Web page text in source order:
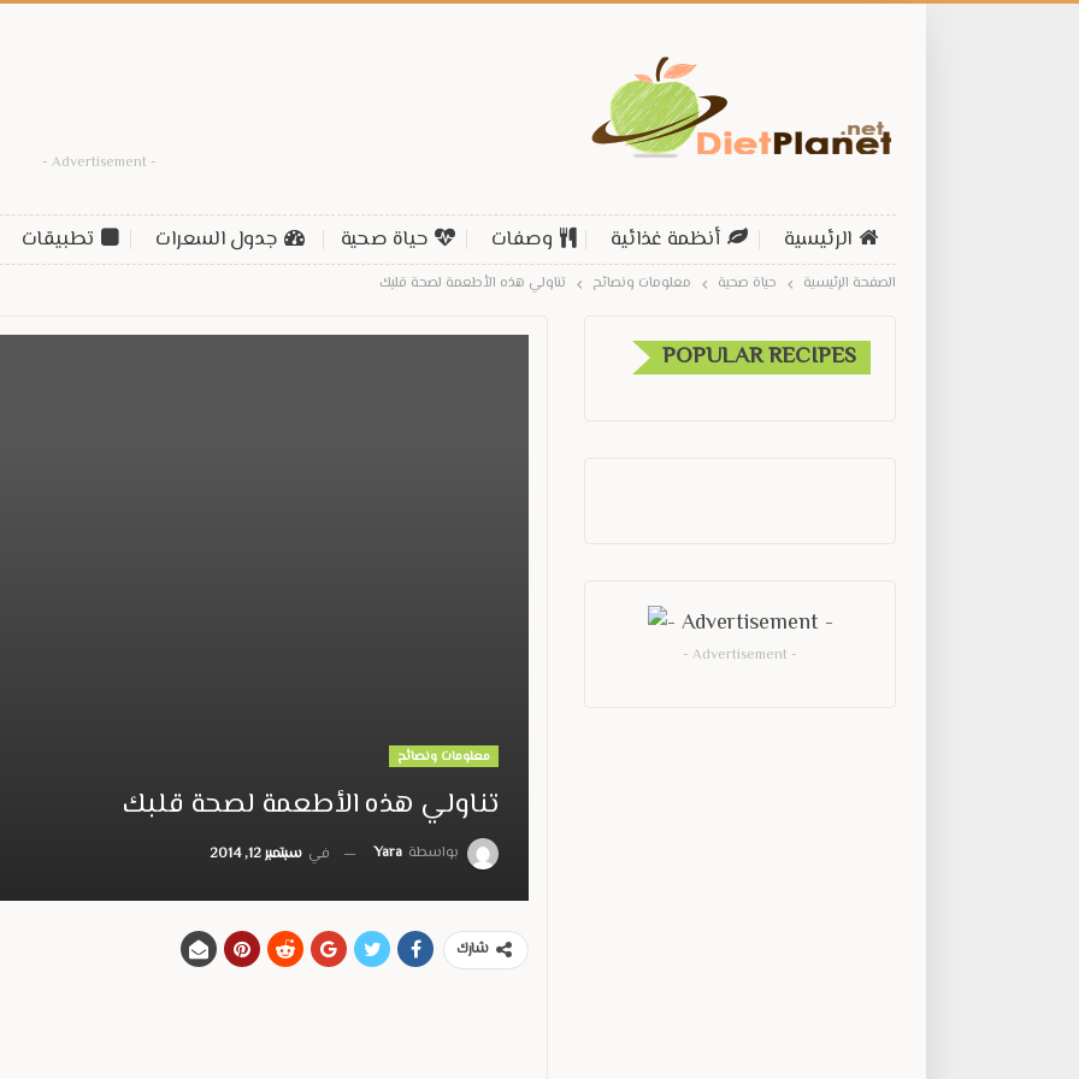
- Advertisement -
الرئيسية أنظمة غذائية وصفات حياة صحية جدول السعرات تطبيقات
الصفحة الرئيسية حياة صحية معلومات ونصائح تناولي هذه الأطعمة لصحة قلبك
معلومات ونصائح
تناولي هذه الأطعمة لصحة قلبك
بواسطة Yara في سبتمبر 12, 2014
شارك
POPULAR RECIPES
- Advertisement -